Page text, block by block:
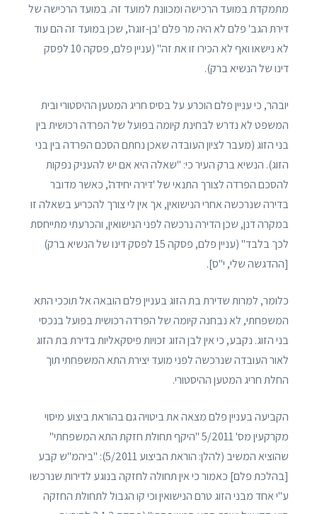
מתמקדת במועד הרכישה ומכוונת למועד זה. במועד הרכישה של
דירת הגב' פלם לא היה מר פלם 'בן-זוגה', שכן במועד זה הם עוד
לא נישאו ואף לא הכירו זו את זה" (עניין פלם, פסקה 10 לפסק
דינו של הנשיא ברק).
יובהר, כי עניין פלם הוכרע על בסיס חריג המטען ההיסטורי ובית
המשפט לא נדרש לבחינת קיומה בפועל של הפרדה רכושית בין
בני הזוג (מעבר לציון העובדה שאכן נחתם הסכם הפרדה בין בני
הזוג). הנשיא ברק העיר כי: "שאלה היא אם יש להעניק נפקות
להסכם הפרדה לצורך התנאי של 'דירה יחידה', כאשר מדובר
בדירה שנרכשה אחרי הנישואין, אך אין לי צורך להכריע בשאלה זו
במקרה דנן, שכן הדירה נרכשה לפני הנישואין, והכרעתי מתייחסת
לכך בלבד" (עניין פלם, פסקה 15 לפסק דינו של הנשיא ברק)
[ההדגשה שלי, י"ס].
כלומר, למרות שדירת בת הזוג בעניין פלם הובאה אל תוככי התא
המשפחתי, לא נבחנה קיומה של הפרדה רכושית בפועל בנכסי
בני הזוג. נקבע, כי אין לבן הזוג זכויות פיסקאליות בדירת בת הזוג
לאור העובדה שנרכשה לפני מועד יצירת התא המשפחתי תוך
החלת חריג המטען ההיסטורי.
הקביעה בעניין פלם מצאה את ביטויה גם בהוראת ביצוע מיסוי
מקרקעין מס' 5/2011 "היקף תחולת חזקת התא המשפחתי"
שהוציא המשיב (להלן: הוראת הביצוע 5/2011): "ביהמ"ש קבע
[בהלכת פלם] כאמור כי אין תחולה לחזקה בנוגע לדירות שנרכשו
ע"י אחד מבני הזוג טרם הנישואין וכי קו הגבול לתחולת החזקה